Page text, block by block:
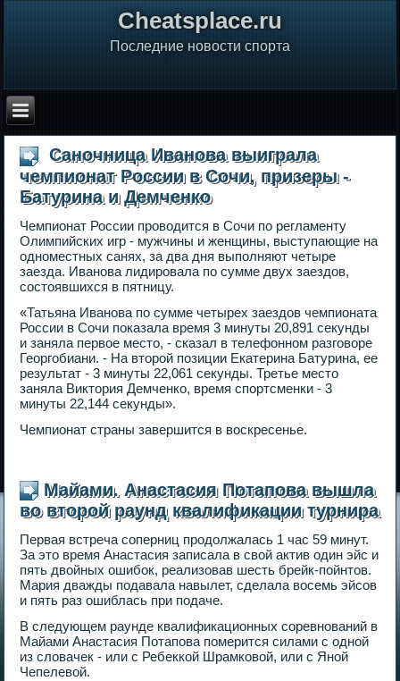
Сheatsplace.ru
Последние новости спорта
Саночница Иванова выиграла
чемпионат России в Сочи, призеры -
Батурина и Демченко
Чемпионат России проводится в Сочи по регламенту
Олимпийских игр - мужчины и женщины, выступающие на
одноместных санях, за два дня выполняют четыре
заезда. Иванова лидировала по сумме двух заездов,
состоявшихся в пятницу.
«Татьяна Иванова по сумме четырех заездов чемпионата
России в Сочи показала время 3 минуты 20,891 секунды
и заняла первое место, - сказал в телефонном разговоре
Георгобиани. - На второй позиции Екатерина Батурина, ее
результат - 3 минуты 22,061 секунды. Третье место
заняла Виктория Демченко, время спортсменки - 3
минуты 22,144 секунды».
Чемпионат страны завершится в воскресенье.
Майами. Анастасия Потапова вышла
во второй раунд квалификации турнира
Первая встреча соперниц продолжалась 1 час 59 минут.
За это время Анастасия записала в свой актив один эйс и
пять двойных ошибок, реализовав шесть брейк-пойнтов.
Мария дважды подавала навылет, сделала восемь эйсов
и пять раз ошиблась при подаче.
В следующем раунде квалификационных соревнований в
Майами Анастасия Потапова померится силами с одной
из словачек - или с Ребеккой Шрамковой, или с Яной
Чепелевой.